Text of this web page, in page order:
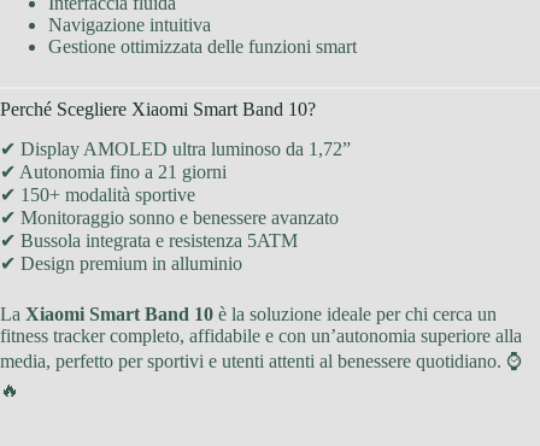
Navigazione intuitiva
Gestione ottimizzata delle funzioni smart
Perché Scegliere Xiaomi Smart Band 10?
✔ Display AMOLED ultra luminoso da 1,72”
✔ Autonomia fino a 21 giorni
✔ 150+ modalità sportive
✔ Monitoraggio sonno e benessere avanzato
✔ Bussola integrata e resistenza 5ATM
✔ Design premium in alluminio
La Xiaomi Smart Band 10 è la soluzione ideale per chi cerca un
fitness tracker completo, affidabile e con un’autonomia superiore alla
media, perfetto per sportivi e utenti attenti al benessere quotidiano. ⌚
🔥